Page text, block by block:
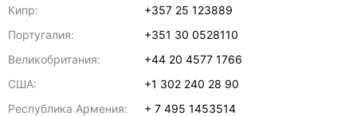
Кипр:
+357 25 123889
Португалия:
+351 30 0528110
Великобритания:
+44 20 4577 1766
США:
+1 302 240 28 90
Республика Армения:
+ 7 495 1453514